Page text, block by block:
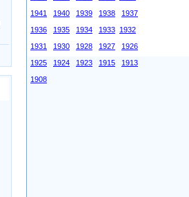
1941
1940 1939 1938
1937
1936
1935 1934 1933 1932
1931
1930 1928 1927
1926
1925
1924 1923 1915
1913
1908